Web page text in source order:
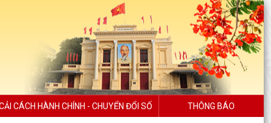
CÁCH HÀNH CHÍNH - CHUYỂN ĐỔI SỐ THÔNG BÁO